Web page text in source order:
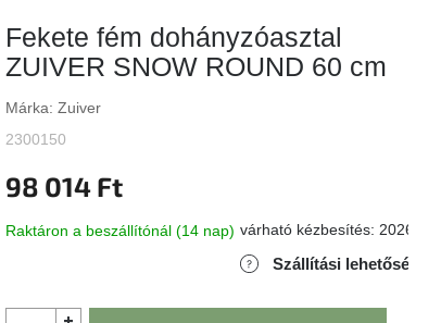
Fekete fém dohányzóasztal
ZUIVER SNOW ROUND 60 cm
Márka: Zuiver
2300150
98 014 Ft
Raktáron a beszállítónál (14 nap) várható kézbesítés:
Szállítási lehetőségek